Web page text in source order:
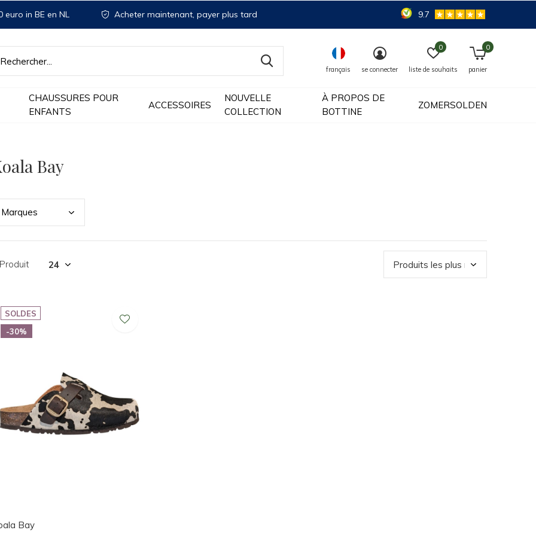
CHAUSSURES POUR
ENFANTS
ACCESSOIRES
NOUVELLE
COLLECTION
À PROPOS DE
BOTTINE
ZOMERSOLDEN
français se connecter liste de souhaits
0
panier
0
in BE en NL Acheter maintenant, payer plus tard 9.7
Bay
Marques
SOLDES
-30%
Bay